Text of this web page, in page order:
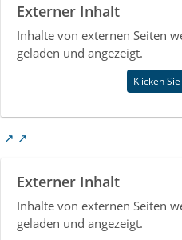
Externer Inhalt
Inhalte von externen Seiten
geladen und angezeigt.
Klicken
Externer Inhalt
Inhalte von externen Seiten
geladen und angezeigt.